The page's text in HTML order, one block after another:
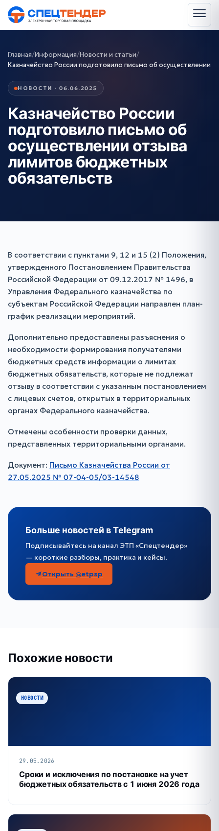
Главная/Информация/Новости и статьи/
Казначейство России подготовило письмо об осуществлении
НОВОСТИ · 06.06.2025
Казначейство России
подготовило письмо об
осуществлении отзыва
лимитов бюджетных
обязательств
В соответствии с пунктами 9, 12 и 15 (2) Положения,
утвержденного Постановлением Правительства
Российской Федерации от 09.12.2017 № 1496, в
Управления Федерального казначейства по
субъектам Российской Федерации направлен план-
график реализации мероприятий.
Дополнительно предоставлены разъяснения о
необходимости формирования получателями
бюджетных средств информации о лимитах
бюджетных обязательств, которые не подлежат
отзыву в соответствии с указанным постановлением
с лицевых счетов, открытых в территориальных
органах Федерального казначейства.
Отмечены особенности проверки данных,
представленных территориальными органами.
Документ: Письмо Казначейства России от
27.05.2025 № 07-04-05/03-14548
Больше новостей в Telegram
Подписывайтесь на канал ЭТП «Спецтендер»
— короткие разборы, практика и кейсы.
Открыть @etpsp
Похожие новости
НОВОСТИ
29.05.2026
Сроки и исключения по постановке на учет
бюджетных обязательств с 1 июня 2026 года